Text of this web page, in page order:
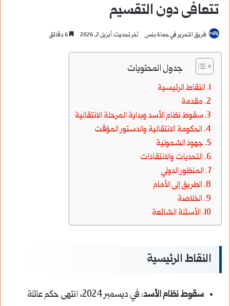
تتعافى دون التقسيم
فريق التحرير في حماة بلس آخر تحديث: أبريل 2, 2026
جدول المحتويات
النقاط الرئيسية
مقدمة
سقوط نظام الأسد وبداية المرحلة الانتقالية
الحكومة الانتقالية والدستور المؤقت
جهود الشمولية
التحديات والانتقادات
المنظور الدولي
الطريق إلى الأمام
الخلاصة
الأسئلة الشائعة
النقاط الرئيسية
سقوط نظام الأسد
: في ديسمبر 2024، انتهى حكم عائلة